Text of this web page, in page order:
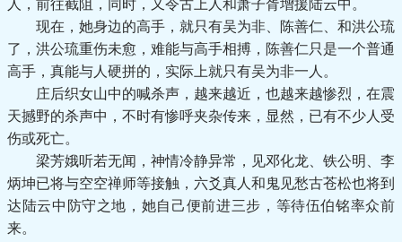
人，前往截阻，同时，又令古上人和萧子胥增援陆云中。
现在，她身边的高手，就只有吴为非、陈善仁、和洪公琉
了，洪公琉重伤未愈，难能与高手相搏，陈善仁只是一个普通
高手，真能与人硬拼的，实际上就只有吴为非一人。
庄后织女山中的喊杀声，越来越近，也越来越惨烈，在震
天撼野的杀声中，不时有惨呼夹杂传来，显然，已有不少人受
伤或死亡。
梁芳娥听若无闻，神情冷静异常，见邓化龙、铁公明、李
炳坤已将与空空禅师等接触，六爻真人和鬼见愁古苍松也将到
达陆云中防守之地，她自己便前进三步，等待伍伯铭率众前
来。